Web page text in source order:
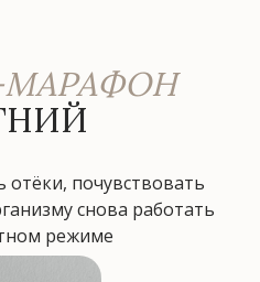
отёки, почувствовать
снова работать
режиме